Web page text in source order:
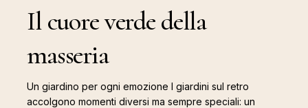
Il cuore verde della
masseria
Un giardino per ogni emozione I giardini sul retro
accolgono momenti diversi ma sempre speciali: un